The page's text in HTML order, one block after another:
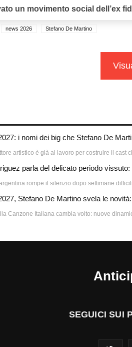
un movimento social dell’ex
news 2026 Stefano De Martino
i nomi dei big che Stefano De
artistico è già al lavoro per costruire il cast
parla del delicato periodo
rompe il silenzio dopo settimane
Stefano De Martino svela le
Canzone Italiana cambia volto: nuove
SEGUICI SUI